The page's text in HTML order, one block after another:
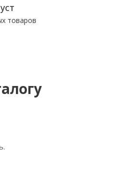
товаров